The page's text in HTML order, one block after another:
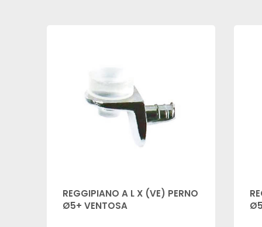
REGGIPIANO A L X (VE) PERNO
Ø5+ VENTOSA